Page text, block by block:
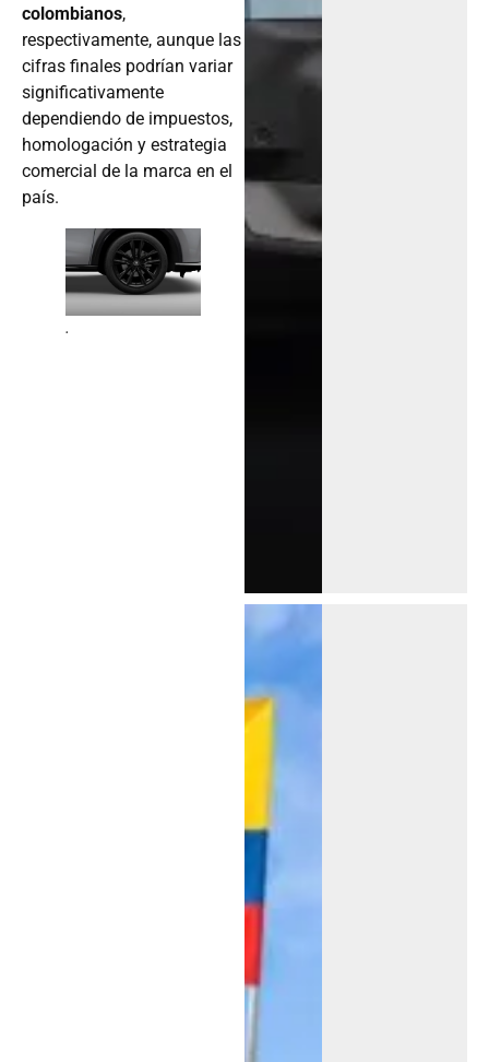
colombianos,
respectivamente, aunque las
cifras finales podrían variar
significativamente
dependiendo de impuestos,
homologación y estrategia
comercial de la marca en el
país.
.